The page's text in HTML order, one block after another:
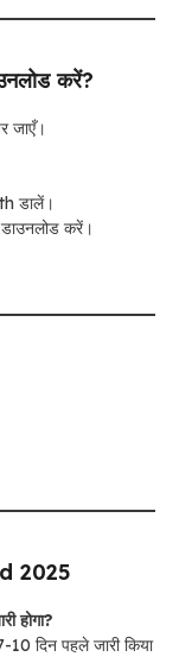
करें?
जाएँ।
डालें।
करें।
2025
होगा?
दिन पहले जारी किया